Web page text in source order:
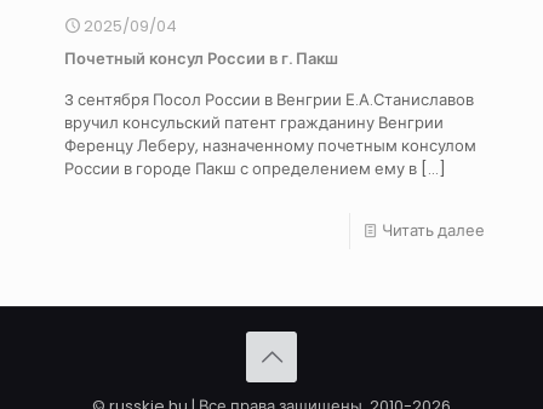
2025/09/04
Почетный консул России в г. Пакш
3 сентября Посол России в Венгрии Е.А.Станиславов
вручил консульский патент гражданину Венгрии
Ференцу Леберу, назначенному почетным консулом
России в городе Пакш с определением ему в […]
Читать далее